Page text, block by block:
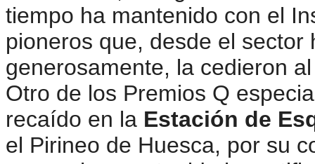
tiempo ha mantenido con el
pioneros que, desde el
generosamente, la cedieron
Otro de los Premios Q
recaído en la Estación de
el Pirineo de Huesca, por su